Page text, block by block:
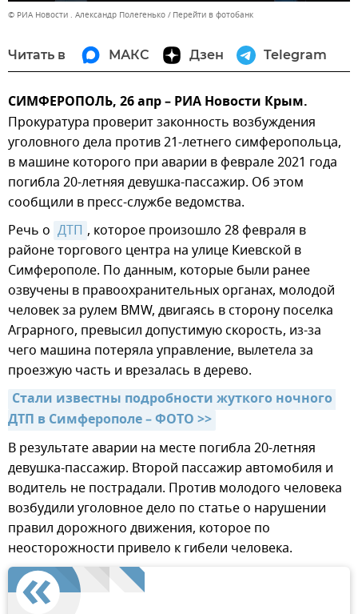
© РИА Новости . Александр Полегенько Перейти в фотобанк
Читать в МАКС Дзен Telegram
СИМФЕРОПОЛЬ, 26 апр – РИА Новости Крым.
Прокуратура проверит законность возбуждения
уголовного дела против 21-летнего симферопольца,
в машине которого при аварии в феврале 2021 года
погибла 20-летняя девушка-пассажир. Об этом
сообщили в пресс-службе ведомства.
Речь о ДТП , которое произошло 28 февраля в
районе торгового центра на улице Киевской в
Симферополе. По данным, которые были ранее
озвучены в правоохранительных органах, молодой
человек за рулем BMW, двигаясь в сторону поселка
Аграрного, превысил допустимую скорость, из-за
чего машина потеряла управление, вылетела за
проезжую часть и врезалась в дерево.
Стали известны подробности жуткого ночного
ДТП в Симферополе – ФОТО >>
В результате аварии на месте погибла 20-летняя
девушка-пассажир. Второй пассажир автомобиля и
водитель не пострадали. Против молодого человека
возбудили уголовное дело по статье о нарушении
правил дорожного движения, которое по
неосторожности привело к гибели человека.